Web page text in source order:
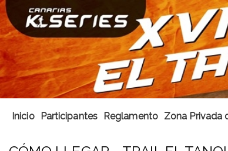
Inicio Participantes Reglamento Zona Privada